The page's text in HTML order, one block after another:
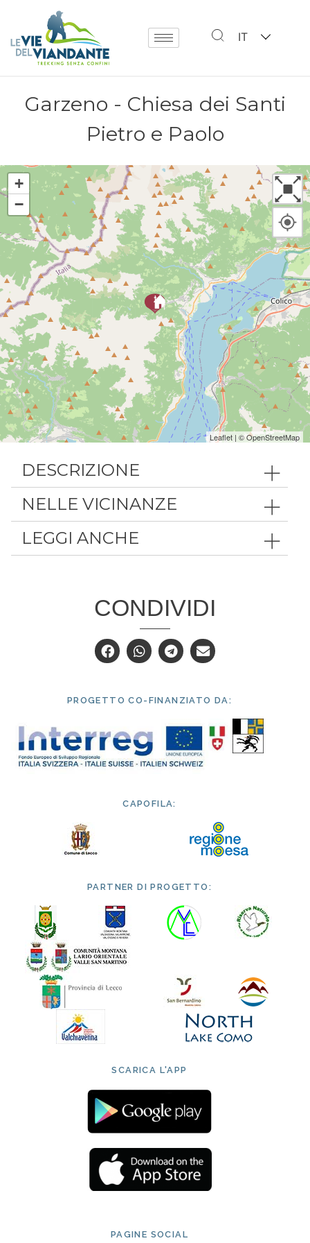
IT
Garzeno - Chiesa dei Santi
Pietro e Paolo
DESCRIZIONE
NELLE VICINANZE
LEGGI ANCHE
+
−
Leaflet | ©OpenStreetMap
CONDIVIDI
PROGETTO CO-FINANZIATO DA:
CAPOFILA:
PARTNER DI PROGETTO:
SCARICA L'APP
PAGINE SOCIAL